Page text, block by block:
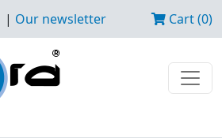
| Our newsletter Cart (0)